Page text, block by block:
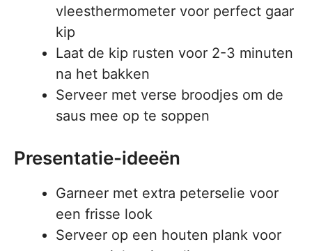
vleesthermometer voor perfect gaar
kip
Laat de kip rusten voor 2-3 minuten
na het bakken
Serveer met verse broodjes om de
saus mee op te soppen
Presentatie-ideeën
Garneer met extra peterselie voor
een frisse look
Serveer op een houten plank voor